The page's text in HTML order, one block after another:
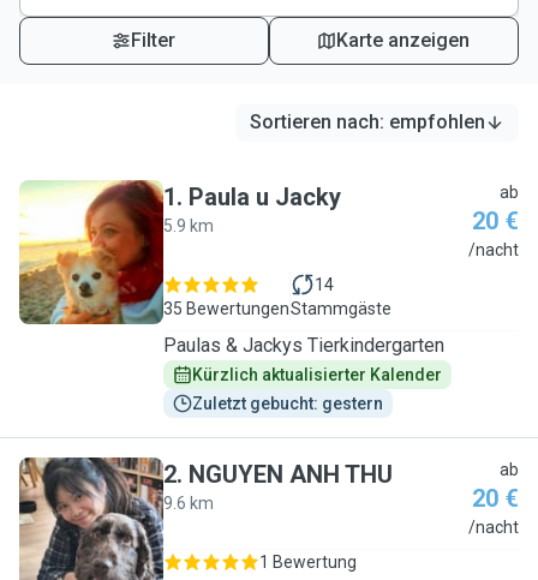
Filter Karte anzeigen
Sortieren nach: empfohlen
P
1. Paula u Jacky
5.9 km
ab
20 €
/nacht
35 Bewertungen
14
Stammgäste
Paulas & Jackys Tierkindergarten
Kürzlich aktualisierter Kalender
Zuletzt gebucht: gestern
N
2. NGUYEN ANH THU
9.6 km
ab
20 €
/nacht
1 Bewertung